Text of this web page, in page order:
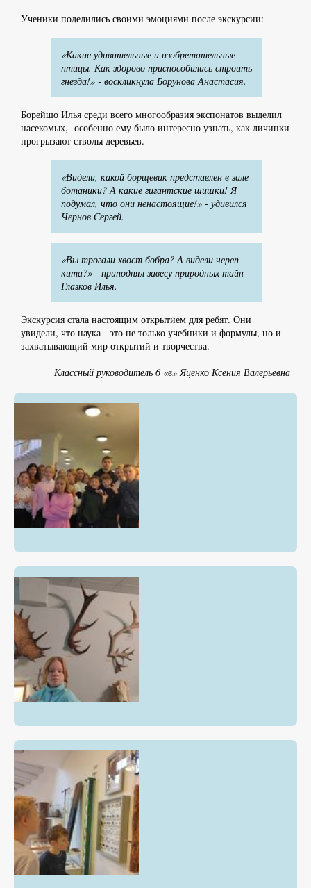
Ученики поделились своими эмоциями после экскурсии:
«Какие удивительные и изобретательные
птицы. Как здорово приспособились строить
гнезда!» - воскликнула Борунова Анастасия.
Борейшо Илья среди всего многообразия экспонатов выделил
насекомых, особенно ему было интересно узнать, как личинки
прогрызают стволы деревьев.
«Видели, какой борщевик представлен в зале
ботаники? А какие гигантские шишки! Я
подумал, что они ненастоящие!» - удивился
Чернов Сергей.
«Вы трогали хвост бобра? А видели череп
кита?» - приподнял завесу природных тайн
Глазков Илья.
Экскурсия стала настоящим открытием для ребят. Они
увидели, что наука - это не только учебники и формулы, но и
захватывающий мир открытий и творчества.
Классный руководитель 6 «в» Яценко Ксения Валерьевна